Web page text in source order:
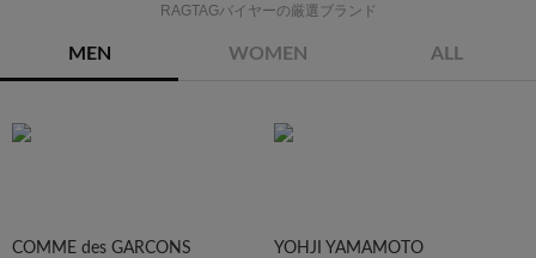
RAGTAGバイヤーの厳選ブランド
MEN WOMEN ALL
COMME des GARCONS YOHJI YAMAMOTO